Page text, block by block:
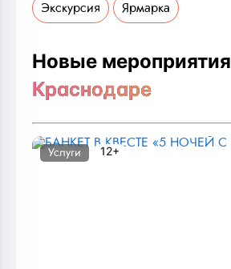
Экскурсия Ярмарка
Новые мероприятия
Краснодаре
Услуги 12+